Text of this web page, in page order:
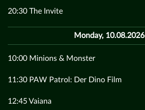
20:30 The Invite
Monday, 10.08.2026
10:00 Minions & Monster
11:30 PAW Patrol: Der Dino Film
12:45 Vaiana